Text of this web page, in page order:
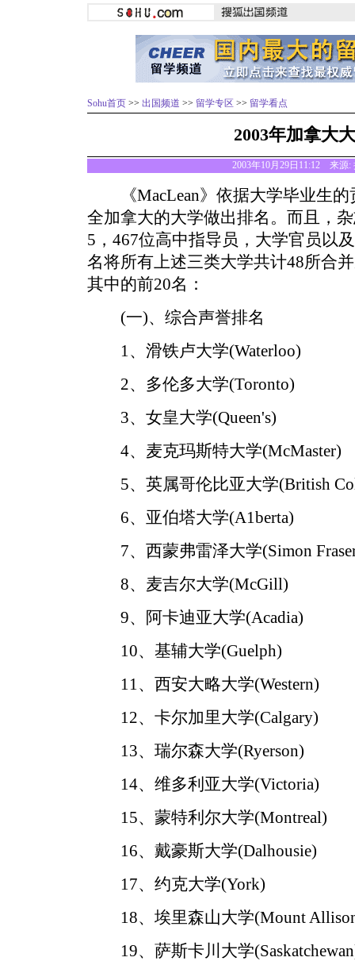
Sohu首页 >> 出国频道 >> 留学专区 >> 留学看点
2003年加拿大
2003年10月29日11:12 来源:
《MacLean》依据大学毕业生的
全加拿大的大学做出排名。而且，
5，467位高中指导员，大学官员以
名将所有上述三类大学共计48所合
其中的前20名：
(一)、综合声誉排名
1、滑铁卢大学(Waterloo)
2、多伦多大学(Toronto)
3、女皇大学(Queen's)
4、麦克玛斯特大学(McMaster)
5、英属哥伦比亚大学(British
6、亚伯塔大学(A1berta)
7、西蒙弗雷泽大学(Simon
8、麦吉尔大学(McGill)
9、阿卡迪亚大学(Acadia)
10、基辅大学(Guelph)
11、西安大略大学(Western)
12、卡尔加里大学(Calgary)
13、瑞尔森大学(Ryerson)
14、维多利亚大学(Victoria)
15、蒙特利尔大学(Montreal)
16、戴豪斯大学(Dalhousie)
17、约克大学(York)
18、埃里森山大学(Mount
19、萨斯卡川大学